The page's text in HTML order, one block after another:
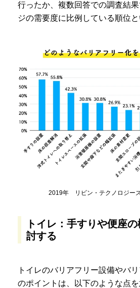
行ったか、複数回答での調査結
ジの需要度に比例している順位と
2019年 リビン・テクノロジー
トイレ：手すりや便座
討する
トイレのバリアフリー設備やバ
のポイントは、以下のような点を